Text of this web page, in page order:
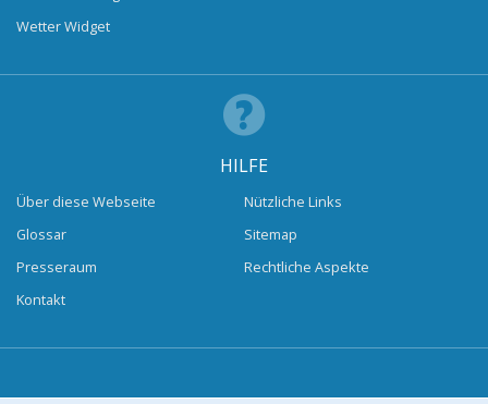
Wetter Widget
HILFE
Über diese Webseite
Glossar
Presseraum
Kontakt
Nützliche Links
Sitemap
Rechtliche Aspekte